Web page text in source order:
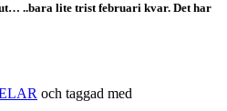
..bara lite trist februari kvar. Det har
och taggad med